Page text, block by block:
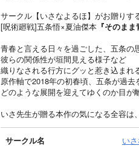
サークル【いさなよるほ】がお贈りす
[呪術廻戦]五条悟×夏油傑本 『そのまま
青春と言える日々を過ごした、五条の
彼らの関係性が垣間見える様子など
織りなされる行方にグッと惹き込まれ
原作軸で2018年の初春頃、五条が過
どのような展開を迎えてゆくのか目
いさ先生が贈る本作の気になる全容は
サークル名 い